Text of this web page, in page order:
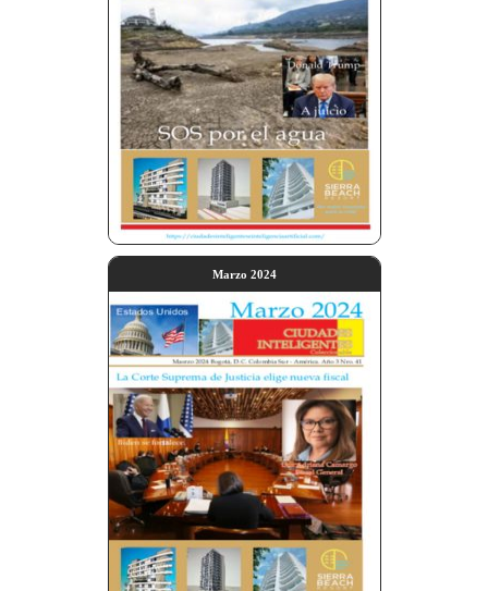
Marzo 2024